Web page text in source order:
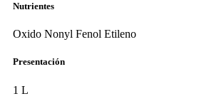
Nutrientes
Oxido Nonyl Fenol Etileno
Presentación
1 L